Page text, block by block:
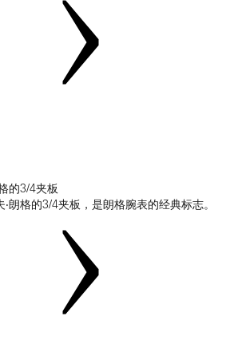
的3/4夹板
朗格的3/4夹板，是朗格腕表的经典标志。